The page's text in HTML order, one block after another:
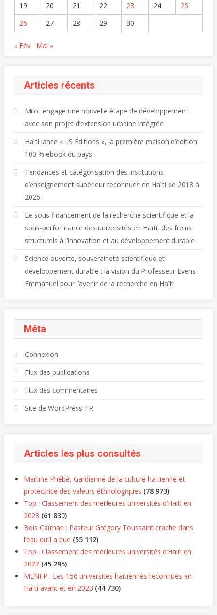
19
20 21 22 23 24
25
26
27 28 29 30
« Fév Mai »
Articles récents
Milot engage une nouvelle étape de développement
avec son projet d’extension urbaine intégrée
Haïti lance « LS Éditions », la première maison d’édition
100 % ebook du pays
Tendances et catégorisation des institutions
d’enseignement supérieur reconnues en Haïti de 2018 à
2026
Le sous-financement de la recherche scientifique et la
sous-performance des universités en Haïti, des freins
structurels à l’innovation et au développement durable
Science ouverte, souveraineté scientifique et
développement durable : la vision du Professeur Evens
Emmanuel pour l’avenir de la recherche en Haïti
Méta
Connexion
Flux des publications
Flux des commentaires
Site de WordPress-FR
Articles les plus consultés
Martine Phébé, Gardienne de la culture haïtienne et
protectrice des valeurs éthnologiques (78 973)
Top : Classement des meilleures universités d’Haiti en
2023 (61 830)
Bois Caïman : Pasteur Grégory Toussaint crache dans
l’eau qu’il a bue (55 112)
Top : Classement des meilleures universités d’Haiti en
2022 (45 295)
MENFP : Les 156 universités haïtiennes reconnues en
Haïti avant et en 2023 (44 730)